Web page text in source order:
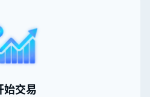
始交易